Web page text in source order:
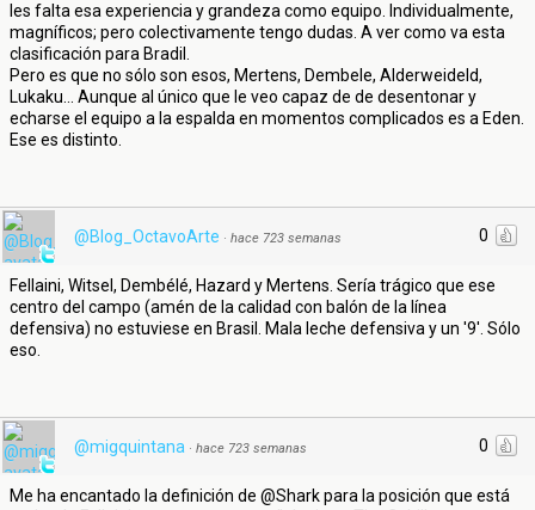
les falta esa experiencia y grandeza como equipo. Individualmente,
magníficos; pero colectivamente tengo dudas. A ver como va esta
clasificación para Bradil.
Pero es que no sólo son esos, Mertens, Dembele, Alderweideld,
Lukaku... Aunque al único que le veo capaz de de desentonar y
echarse el equipo a la espalda en momentos complicados es a Eden.
Ese es distinto.
0
@Blog_OctavoArte · hace 723 semanas
Fellaini, Witsel, Dembélé, Hazard y Mertens. Sería trágico que ese
centro del campo (amén de la calidad con balón de la línea
defensiva) no estuviese en Brasil. Mala leche defensiva y un '9'. Sólo
eso.
0
@migquintana · hace 723 semanas
Me ha encantado la definición de @Shark para la posición que está